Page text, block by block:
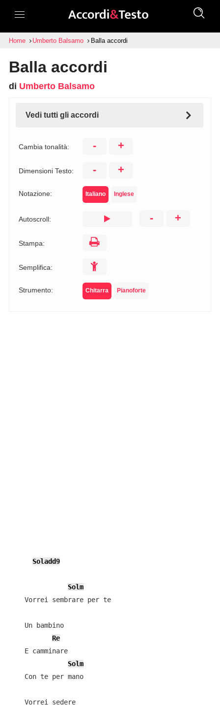
Home Umberto Balsamo Balla accordi
Balla accordi
di Umberto Balsamo
Vedi tutti gli accordi
Cambia tonalità: - +
Dimensioni Testo: - +
Notazione: Italiano Inglese
Autoscroll: - +
Stampa:
Semplifica:
Strumento: Chitarra Pianoforte
Soladd9
Solm
    Vorrei sembrare per te
    Un bambino
Re
    E camminare
Solm
    Con te per mano
    Vorrei sedere